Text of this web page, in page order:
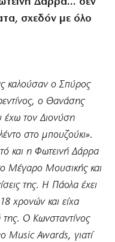
σχεδόν με όλο
καλούσαν ο Σπύρος
ο Θανάσης
έχω τον Διονύση
στο μπουζούκι».
και η Φωτεινή Δάρρα
Μέγαρο Μουσικής και
της. Η Πάολα έχει
χρονών και είχα
Ο Κωνσταντίνος
Music Awards, γιατί